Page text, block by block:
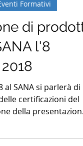
Formativi
di prodotti
l'8